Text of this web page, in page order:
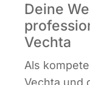
Maga­zin
Deine
Vechta
Als
Vech­ta und